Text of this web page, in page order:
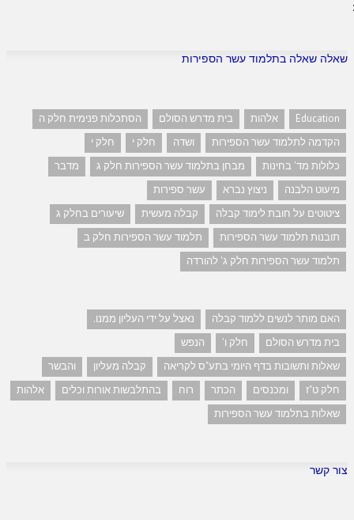
שאלה שאלה בתלמוד עשר הספירות
Education אלהות בית מדרש הסולם
הסתכלות פנימית חלק ה
הקדמה לתלמוד עשר הספירות
ושדה חלק י
חלק י
כלולות מד' בחינות
מבחן בתלמוד עשר הספירות חלק ג
מדבר
מיעוט הלבנה
ניצוץ נברא
עשר ספירות
ציטוטים על חובת לימוד קבלה
קבלה מעשית
שיעורים בחלק ג
תובנות תלמוד עשר הספירות
תלמוד עשר הספירות חלק ב
תלמוד עשר הספירות חלק ג' להורדה
האם מותר לנשים ללמוד קבלה
נאצל על ידי העליון ממנו.
בית מדרש הסולם
חלק ו'
הנפש
שאלות ותשובות בדף היומי בתע"ס לקריאה
קבלה מעליון
והבשר
חלק ט"ז
ומכנסים הכתר רוח בהתלבשות אורות וכלים
אלהות
שאלות בתלמוד עשר הספירות
צור קשר